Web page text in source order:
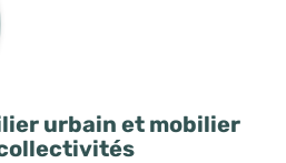
urbain et mobilier